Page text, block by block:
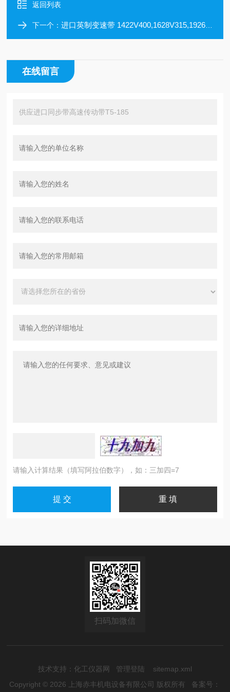
返回列表
下一个：进口英制变速带 1422V400,1628V315,1926V333,2230V285,2530V309
在线留言
请输入计算结果（填写阿拉伯数字），如：三加四=7
扫码加微信
技术支持： 化工仪器网 管理登陆
sitemap.xml
Copyright © 2026 上海赤丰机电设备有限公司 版权所有 备案号：